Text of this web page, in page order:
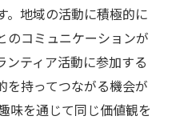
。地域の活動に積極的に
のコミュニケーションが
ンティア活動に参加する
を持ってつながる機会が
味を通じて同じ価値観を